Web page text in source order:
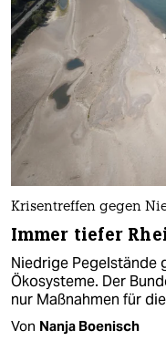
Krisentreffen gegen
Immer tiefer
Niedrige Pegelstände
Ökosysteme. Der
nur Maßnahmen für
Von Nanja Boenisch